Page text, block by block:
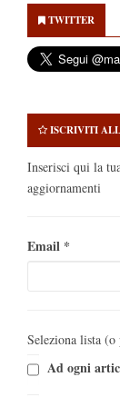
Sidebar
TWITTER
ISCRIVITI
Inserisci qui la
aggiornamenti
Email *
Seleziona lista
Ad ogni